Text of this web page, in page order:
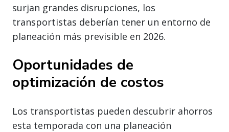
surjan grandes disrupciones, los
transportistas deberían tener un entorno de
planeación más previsible en 2026.
Oportunidades de
optimización de costos
Los transportistas pueden descubrir ahorros
esta temporada con una planeación